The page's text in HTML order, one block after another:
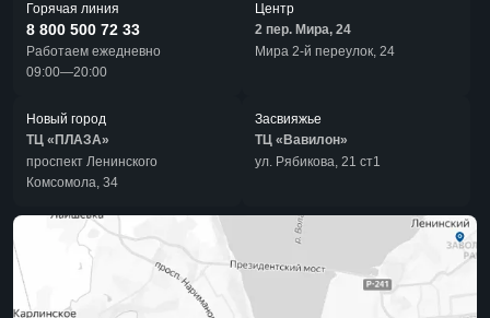
Горячая линия
8 800 500 72 33
Работаем ежедневно
09:00—20:00
Центр
2 пер. Мира, 24
Мира 2-й переулок, 24
Новый город
ТЦ «ПЛАЗА»
проспект Ленинского
Комсомола, 34
Засвияжье
ТЦ «Вавилон»
ул. Рябикова, 21 ст1